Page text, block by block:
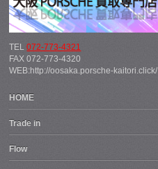
TEL072-773-4321
FAX 072-773-4320
WEB:http://oosaka.porsche-kaitori.click/
HOME
Trade in
Flow